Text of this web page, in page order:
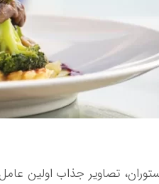
تصاویر جذاب اولین